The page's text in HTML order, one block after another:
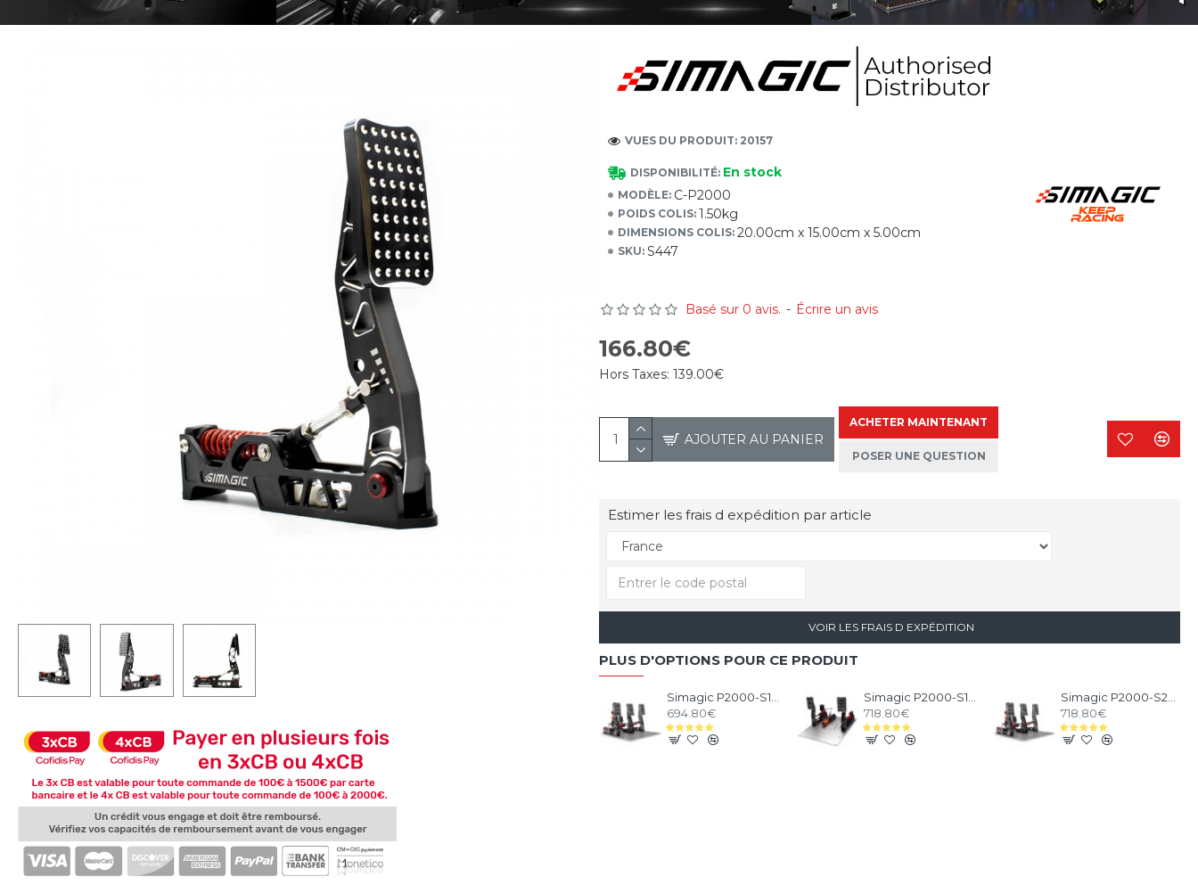
DISPONIBILITÉ: En stock
MODÈLE: C-P2000
POIDS COLIS: 1.50kg
DIMENSIONS COLIS: 20.00cm x 15.00cm x 5.00cm
SKU: S447
VUES DU PRODUIT: 20157
Basé sur 0 avis. - Écrire un avis
166.80€
Hors Taxes: 139.00€
AJOUTER AU PANIER
ACHETER MAINTENANT
POSER UNE QUESTION
Estimer les frais d expédition par article
VOIR LES FRAIS D EXPÉDITION
PLUS D'OPTIONS POUR CE PRODUIT
694.80€
718.80€
718.80€